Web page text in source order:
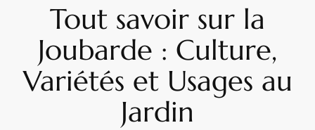
Tout savoir sur la
Joubarde : Culture,
Variétés et Usages au
Jardin